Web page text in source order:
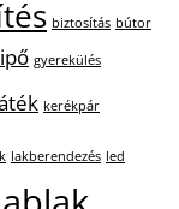
biztosítás bútor
gyerekülés
kerékpár
lakberendezés led